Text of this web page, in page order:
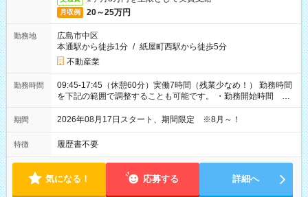
月収例 20～25万円
勤務地
広島市中区
本通駅から徒歩1分 / 紙屋町西駅から徒歩5分
不動産業
勤務時間
09:45-17:45（休憩60分）実働7時間（残業少なめ！） 勤務時間
を下記の範囲で調整することも可能です。 ・勤務開始時間
09:45～12:30 ・勤務終了時間 15:45～18:30 ・実働 05:00～
07:45
期間 2026年08月17日スタート、期間限定 ※8月～！
特徴 履歴書不要
気になる！ 応募する 詳細へ